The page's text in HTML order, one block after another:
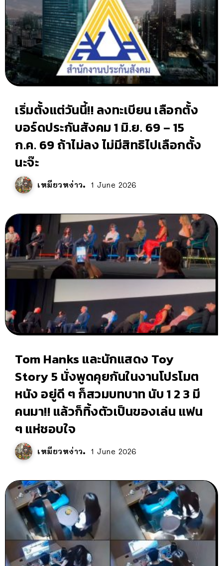
เริ่มตั้งแต่วันนี้!! ลงทะเบียน เลือกตั้ง
บอร์ดประกันสังคม 1 มิ.ย. 69 – 15
ก.ค. 69 ถ้าไม่ลง ไม่มีสิทธิไปเลือกตั้ง
นะจ๊ะ
เหมียวหง่าว 1 June 2026
Tom Hanks และนักแสดง Toy
Story 5 นั่งพูดคุยกันในงานโปรโมต
หนัง อยู่ดี ๆ ก็สวมบทบาท นับ 1 2 3 มี
คนมา!! แล้วก็ทิ้งตัวเป็นของเล่น แฟน
ๆ แห่ชอบใจ
เหมียวหง่าว 1 June 2026